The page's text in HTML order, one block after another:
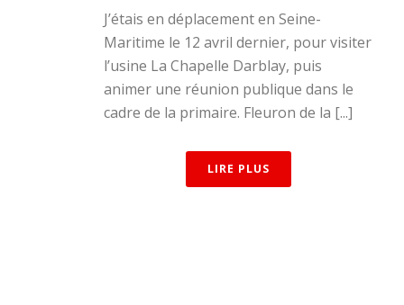
J’étais en déplacement en Seine-
Maritime le 12 avril dernier, pour visiter
l’usine La Chapelle Darblay, puis
animer une réunion publique dans le
cadre de la primaire. Fleuron de la [...]
LIRE PLUS